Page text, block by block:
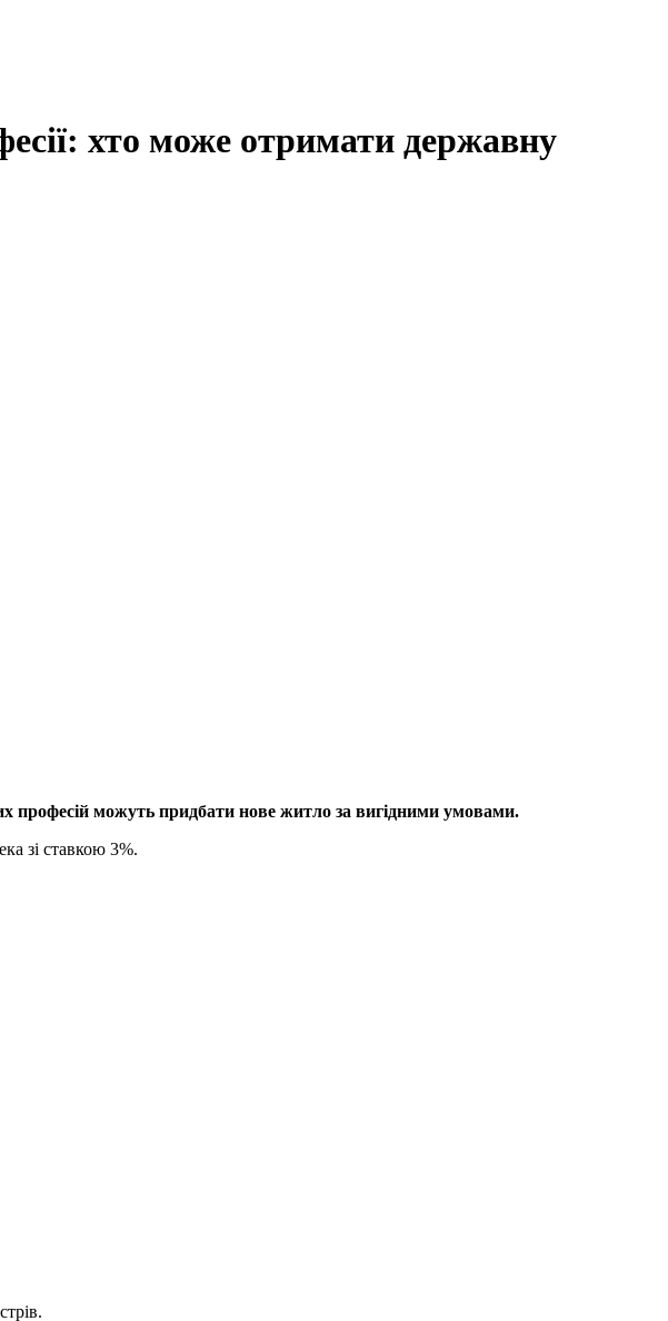
хто може отримати державну
професій можуть придбати нове житло за вигідними умовами.
зі ставкою 3%.